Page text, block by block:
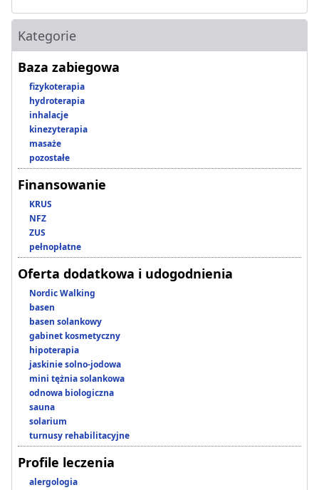
Kategorie
Baza zabiegowa
fizykoterapia
hydroterapia
inhalacje
kinezyterapia
masaże
pozostałe
Finansowanie
KRUS
NFZ
ZUS
pełnopłatne
Oferta dodatkowa i udogodnienia
Nordic Walking
basen
basen solankowy
gabinet kosmetyczny
hipoterapia
jaskinie solno-jodowa
mini tężnia solankowa
odnowa biologiczna
sauna
solarium
turnusy rehabilitacyjne
Profile leczenia
alergologia